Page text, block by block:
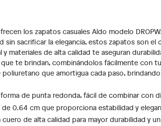
los zapatos casuales Aldo modelo
sin sacrificar la elegancia, estos zapatos son
materiales de alta calidad te aseguran
te brindan, combinándolos fácilmente con
poliuretano que amortigua cada paso,
de punta redonda, fácil de combinar con
0.64 cm que proporciona estabilidad y
cuero de alta calidad para mayor durabilidad y